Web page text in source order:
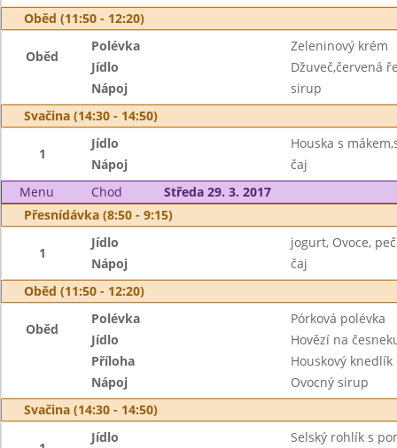
Oběd (11:50 - 12:20)
Oběd
Polévka
Zeleninový krém
Jídlo
Džuveč,červená
Nápoj
sirup
Svačina (14:30 - 14:50)
1
Jídlo
Houska s
Nápoj
čaj
Menu
Chod
Středa 29. 3. 2017
Přesnídávka (8:50 - 9:15)
1
Jídlo
jogurt, Ovoce,
Nápoj
čaj
Oběd (11:50 - 12:20)
Oběd
Polévka
Pórková polévka
Jídlo
Hovězí na
Příloha
Houskový knedlík
Nápoj
Ovocný sirup
Svačina (14:30 - 14:50)
Jídlo Selský rohlík s